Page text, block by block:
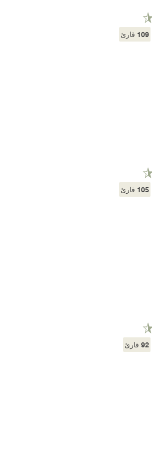
109 قارئ
105 قارئ
92قارئ